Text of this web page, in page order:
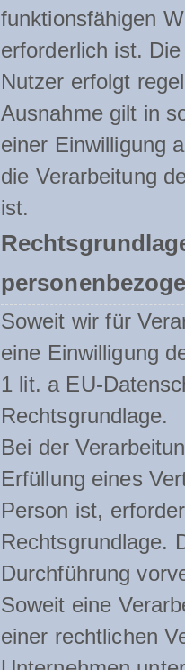
funktionsfähigen
erforderlich ist.
Nutzer erfolgt
Ausnahme gilt in
einer Einwilligung
die Verarbeitung
ist.
Soweit wir für
eine Einwilligung
1 lit. a EU-
Rechtsgrundlage.
Bei der
Erfüllung eines
Person ist,
Rechtsgrundlage.
Durchführung
Soweit eine
einer rechtlichen